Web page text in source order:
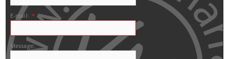
E-mail: *
Message: